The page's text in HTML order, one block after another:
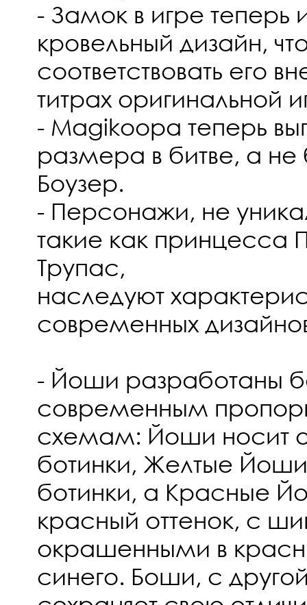
- Замок в игре теперь
кровельный дизайн,
соответствовать его
титрах оригинальной
- Magikoopa теперь
размера в битве, а
Боузер.
- Персонажи, не
такие как принцесса
Трупас,
наследуют
современных
- Йоши разработаны
современным
схемам: Йоши носит
ботинки, Желтые
ботинки, а Красные
красный оттенок, с
окрашенными в
синего. Боши, с